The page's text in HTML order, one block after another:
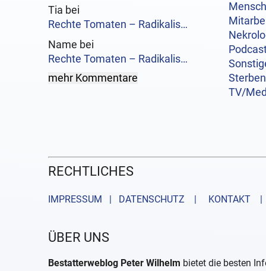
Tia bei
Rechte Tomaten – Radikalis…
Name bei
Rechte Tomaten – Radikalis…
mehr Kommentare
TV/
RECHTLICHES
IMPRESSUM | DATENSCHUTZ | KONTAKT
ÜBER UNS
Bestatterweblog Peter Wilhelm bietet die besten